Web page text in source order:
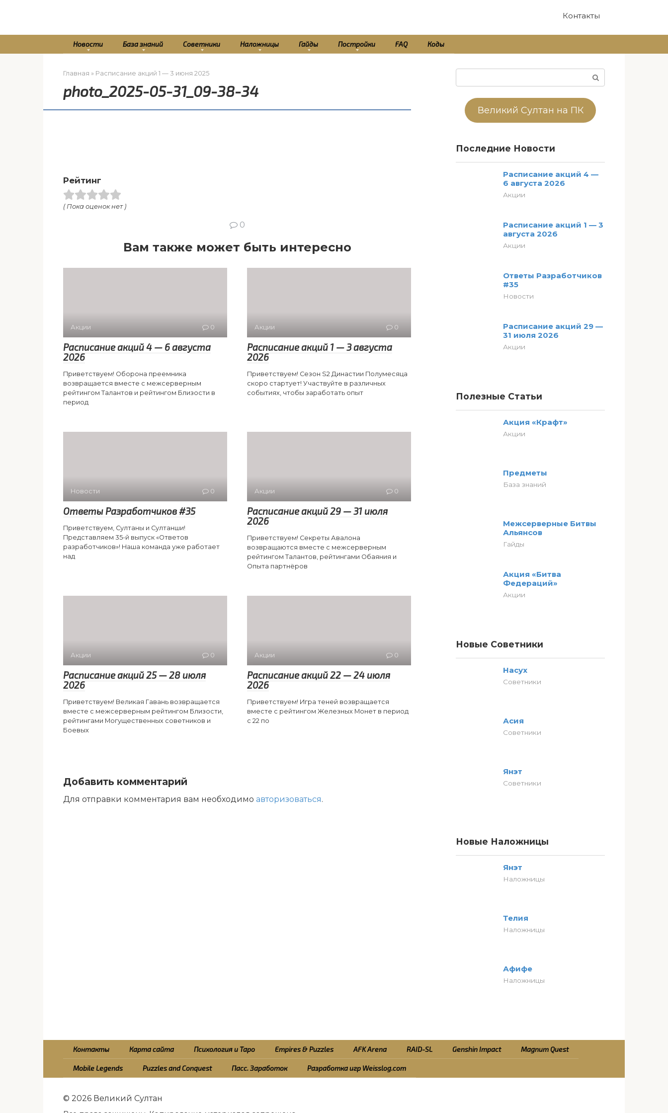
Контакты
Новости База знаний Советники Наложницы Гайды Постройки FAQ Коды
Главная » Расписание акций 1 — 3 июня 2025
photo_2025-05-31_09-38-34
Рейтинг
( Пока оценок нет )
0
Вам также может быть интересно
Акции 0
Расписание акций 4 — 6 августа
2026
Приветствуем! Оборона преемника
возвращается вместе с межсерверным
рейтингом Талантов и рейтингом Близости в
период
Акции 0
Расписание акций 1 — 3 августа
2026
Приветствуем! Сезон S2 Династии Полумесяца
скоро стартует! Участвуйте в различных
событиях, чтобы заработать опыт
Новости 0
Ответы Разработчиков #35
Приветствуем, Султаны и Султанши!
Представляем 35-й выпуск «Ответов
разработчиков»! Наша команда уже работает
над
Акции 0
Расписание акций 29 — 31 июля
2026
Приветствуем! Секреты Авалона
возвращаются вместе с межсерверным
рейтингом Талантов, рейтингами Обаяния и
Опыта партнёров
Акции 0
Расписание акций 25 — 28 июля
2026
Приветствуем! Великая Гавань возвращается
вместе с межсерверным рейтингом Близости,
рейтингами Могущественных советников и
Боевых
Акции 0
Расписание акций 22 — 24 июля
2026
Приветствуем! Игра теней возвращается
вместе с рейтингом Железных Монет в период
с 22 по
Добавить комментарий
Для отправки комментария вам необходимо авторизоваться.
Великий Султан на ПК
Последние Новости
Расписание акций 4 —
6 августа 2026
Акции
Расписание акций 1 — 3
августа 2026
Акции
Ответы Разработчиков
#35
Новости
Расписание акций 29 —
31 июля 2026
Акции
Полезные Статьи
Акция «Крафт»
Акции
Предметы
База знаний
Межсерверные Битвы
Альянсов
Гайды
Акция «Битва
Федераций»
Акции
Новые Советники
Насух
Советники
Асия
Советники
Янэт
Советники
Новые Наложницы
Янэт
Наложницы
Телия
Наложницы
Афифе
Наложницы
Контакты Карта сайта Психология и Таро Empires & Puzzles AFK Arena RAID-SL Genshin Impact Magnum Quest
Mobile Legends Puzzles and Conquest Пасс. Заработок Разработка игр Weisslog.com
© 2026 Великий Султан